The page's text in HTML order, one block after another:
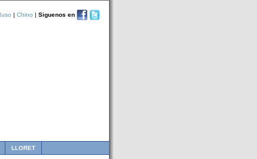
| Chino | Siguenos en
LLORET